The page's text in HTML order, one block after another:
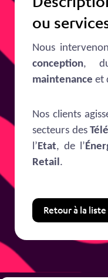
ou
Nous
conception,
maintenance et
Nos clients
secteurs des
l’Etat, de l’
Retail.
Retour à la